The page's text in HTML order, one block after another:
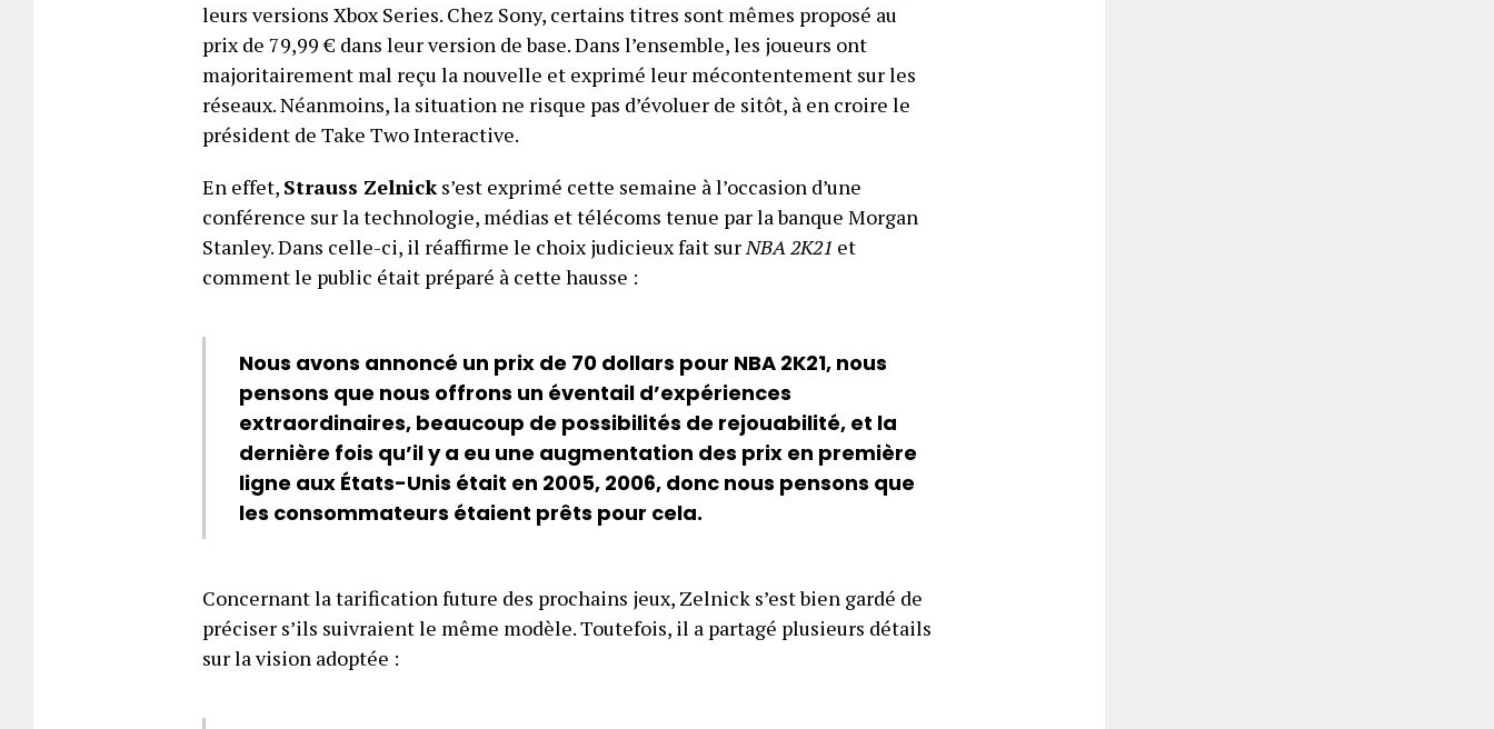
leurs versions Xbox Series. Chez Sony, certains titres sont mêmes proposé au
prix de 79,99 € dans leur version de base. Dans l’ensemble, les joueurs ont
majoritairement mal reçu la nouvelle et exprimé leur mécontentement sur les
réseaux. Néanmoins, la situation ne risque pas d’évoluer de sitôt, à en croire le
président de Take Two Interactive.
En effet, Strauss Zelnicks’est exprimé cette semaine à l’occasion d’une
conférence sur la technologie, médias et télécoms tenue par la banque Morgan
Stanley. Dans celle-ci, il réaffirme le choix judicieux fait surNBA 2K21 et
comment le public était préparé à cette hausse :
Nous avons annoncé un prix de 70 dollars pour NBA 2K21, nous
pensons que nous offrons un éventail d’expériences
extraordinaires, beaucoup de possibilités de rejouabilité, et la
dernière fois qu’il y a eu une augmentation des prix en première
ligne aux États-Unis était en 2005, 2006, donc nous pensons que
les consommateurs étaient prêts pour cela.
Concernant la tarification future des prochains jeux, Zelnick s’est bien gardé de
préciser s’ils suivraient le même modèle. Toutefois, il a partagé plusieurs détails
sur la vision adoptée :